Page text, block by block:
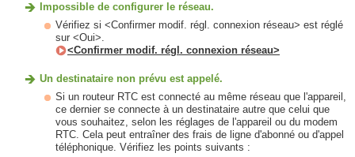
Impossible de configurer le réseau.
Vérifiez si <Confirmer modif. régl. connexion réseau> est réglé
sur <Oui>.
<Confirmer modif. régl. connexion réseau>
Un destinataire non prévu est appelé.
Si un routeur RTC est connecté au même réseau que l'appareil,
ce dernier se connecte à un destinataire autre que celui que
vous souhaitez, selon les réglages de l'appareil ou du modem
RTC. Cela peut entraîner des frais de ligne d'abonné ou d'appel
téléphonique. Vérifiez les points suivants :